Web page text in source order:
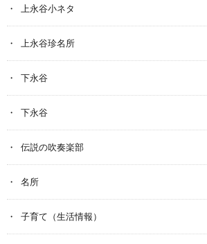
上永谷小ネタ
上永谷珍名所
下永谷
下永谷
伝説の吹奏楽部
名所
子育て（生活情報）